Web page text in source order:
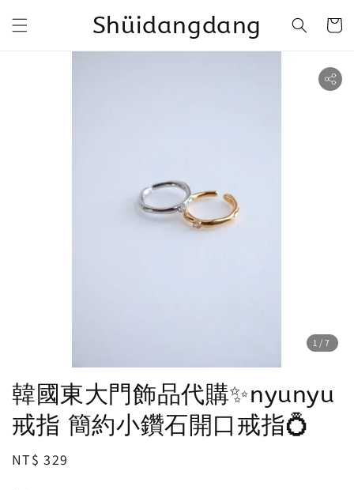
Shüidangdang
1 /7
韓國東大門飾品代購✨nyunyu
戒指 簡約小鑽石開口戒指💍
Regular
NT$ 329